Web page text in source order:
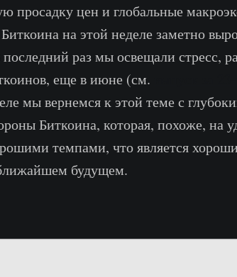
просадку цен и глобальные
на этой неделе заметно
раз мы освещали стресс,
еще в июне (см.
мы вернемся к этой теме с
Биткоина, которая, похоже, на
темпами, что является
будущем.